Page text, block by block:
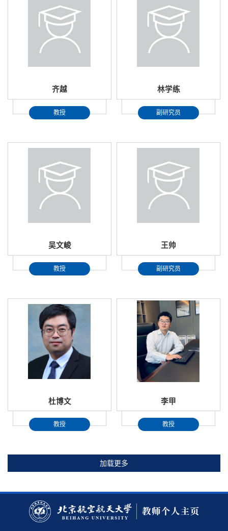
齐越
教授
林学练
副研究员
吴文峻
教授
王帅
副研究员
杜博文
教授
李甲
教授
加载更多